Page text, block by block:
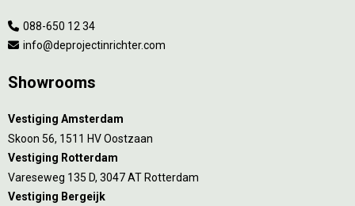
088-650 12 34
info@deprojectinrichter.com
Showrooms
Vestiging Amsterdam
Skoon 56, 1511 HV Oostzaan
Vestiging Rotterdam
Vareseweg 135 D, 3047 AT Rotterdam
Vestiging Bergeijk